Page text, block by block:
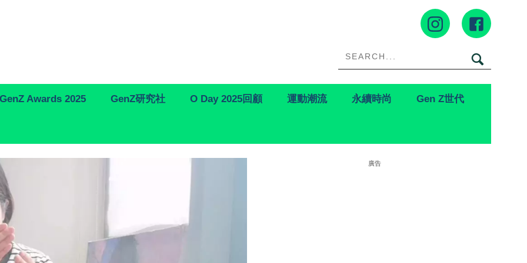
GenZ Awards 2025 GenZ研究社 O Day 2025回顧 運動潮流 永續時尚 Gen Z世代
廣告